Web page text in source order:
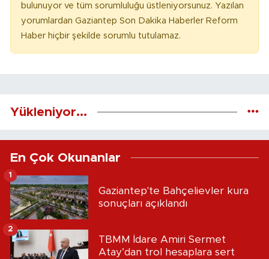
bulunuyor ve tüm sorumluluğu üstleniyorsunuz. Yazılan
yorumlardan Gaziantep Son Dakika Haberler Reform
Haber hiçbir şekilde sorumlu tutulamaz.
Yükleniyor...
En Çok Okunanlar
Gaziantep'te Bahçelievler kura
sonuçları açıklandı
1
TBMM İdare Amiri Sermet
Atay’dan trol hesaplara sert
2